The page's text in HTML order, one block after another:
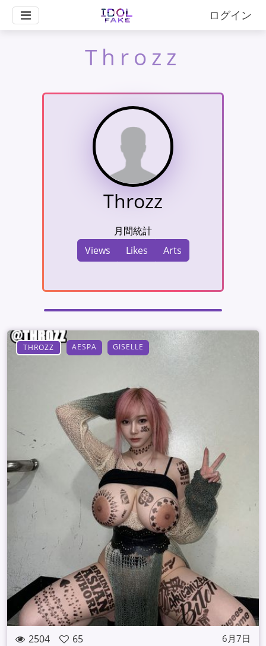
ログイン
Throzz
Throzz
月間統計
Views
Likes Arts
THROZZ AESPA GISELLE
2504 65 6月7日